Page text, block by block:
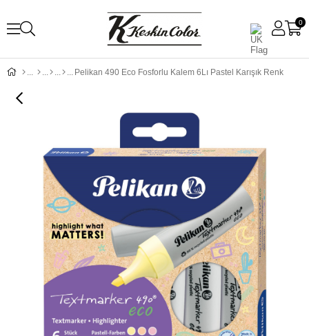
0
Pelikan 490 Eco Fosforlu Kalem 6Lı Pastel Karışık Renk